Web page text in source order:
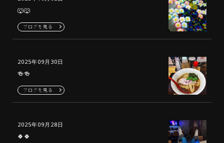
🐺🐺
ブログを見る
2025年09月30日
🍻🍻
ブログを見る
2025年09月28日
🍀🍀